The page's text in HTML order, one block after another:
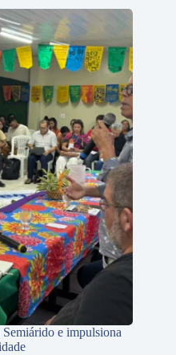
e impulsiona